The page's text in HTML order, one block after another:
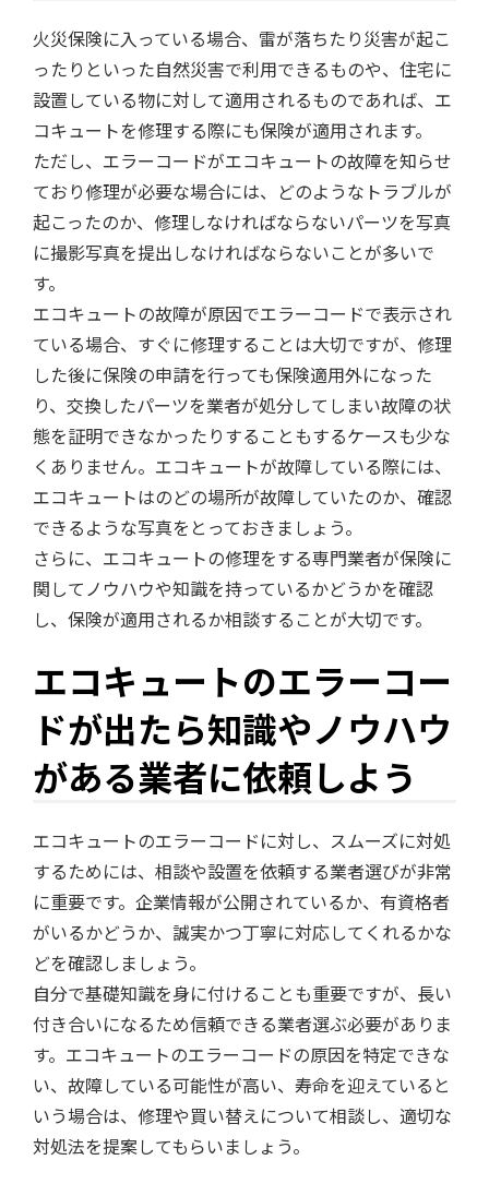
火災保険に入っている場合、雷が落ちたり災害が起こ
ったりといった自然災害で利用できるものや、住宅に
設置している物に対して適用されるものであれば、エ
コキュートを修理する際にも保険が適用されます。
ただし、エラーコードがエコキュートの故障を知らせ
ており修理が必要な場合には、どのようなトラブルが
起こったのか、修理しなければならないパーツを写真
に撮影写真を提出しなければならないことが多いで
す。
エコキュートの故障が原因でエラーコードで表示され
ている場合、すぐに修理することは大切ですが、修理
した後に保険の申請を行っても保険適用外になった
り、交換したパーツを業者が処分してしまい故障の状
態を証明できなかったりすることもするケースも少な
くありません。エコキュートが故障している際には、
エコキュートはのどの場所が故障していたのか、確認
できるような写真をとっておきましょう。
さらに、エコキュートの修理をする専門業者が保険に
関してノウハウや知識を持っているかどうかを確認
し、保険が適用されるか相談することが大切です。
エコキュートのエラーコー
ドが出たら知識やノウハウ
がある業者に依頼しよう
エコキュートのエラーコードに対し、スムーズに対処
するためには、相談や設置を依頼する業者選びが非常
に重要です。企業情報が公開されているか、有資格者
がいるかどうか、誠実かつ丁寧に対応してくれるかな
どを確認しましょう。
自分で基礎知識を身に付けることも重要ですが、長い
付き合いになるため信頼できる業者選ぶ必要がありま
す。エコキュートのエラーコードの原因を特定できな
い、故障している可能性が高い、寿命を迎えていると
いう場合は、修理や買い替えについて相談し、適切な
対処法を提案してもらいましょう。